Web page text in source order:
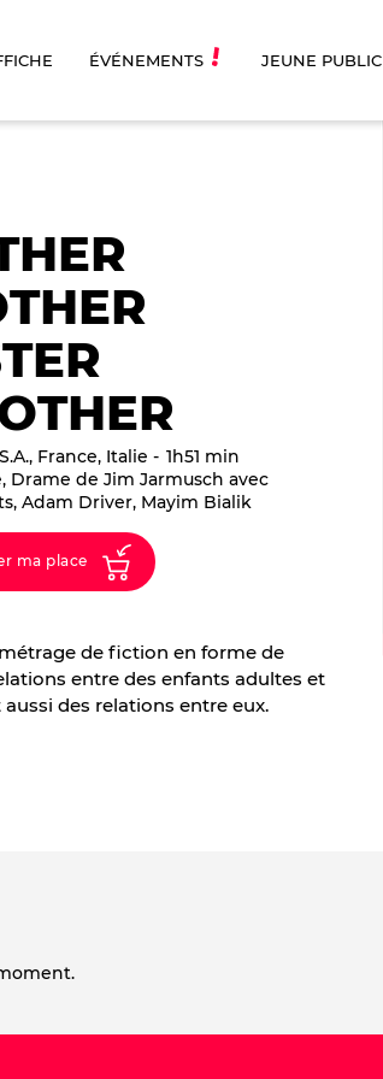
ÉVÉNEMENTS JEUNE PUBLIC
France, Italie
1h51 min
Drame de Jim Jarmusch avec
Adam Driver, Mayim Bialik
ma place
de fiction en forme de
entre des enfants adultes et
des relations entre eux.